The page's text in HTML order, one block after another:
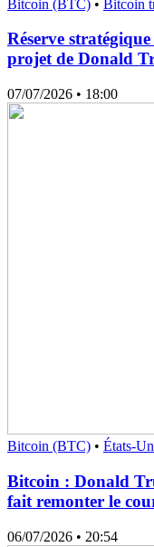
Bitcoin (BTC) • Bitcoin
Réserve
projet de Donald
07/07/2026 • 18:00
Bitcoin (BTC) • États-
Bitcoin : Donald
fait remonter le
06/07/2026 • 20:54